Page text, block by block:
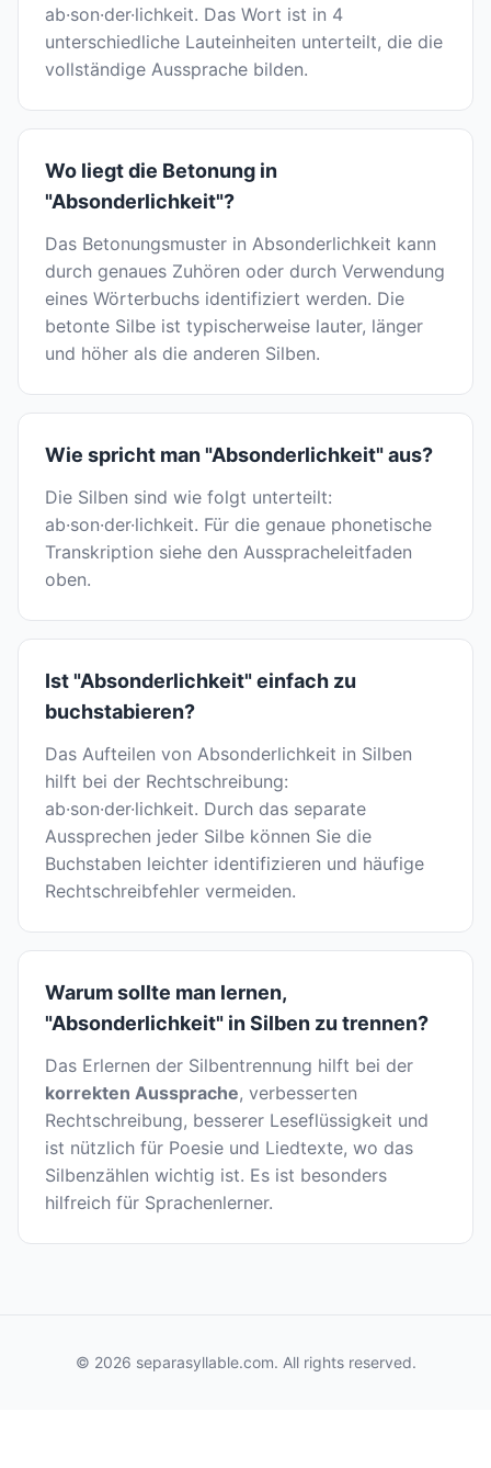
ab·son·der·lichkeit. Das Wort ist in 4
unterschiedliche Lauteinheiten unterteilt, die die
vollständige Aussprache bilden.
Wo liegt die Betonung in
"Absonderlichkeit"?
Das Betonungsmuster in Absonderlichkeit kann
durch genaues Zuhören oder durch Verwendung
eines Wörterbuchs identifiziert werden. Die
betonte Silbe ist typischerweise lauter, länger
und höher als die anderen Silben.
Wie spricht man "Absonderlichkeit" aus?
Die Silben sind wie folgt unterteilt:
ab·son·der·lichkeit. Für die genaue phonetische
Transkription siehe den Ausspracheleitfaden
oben.
Ist "Absonderlichkeit" einfach zu
buchstabieren?
Das Aufteilen von Absonderlichkeit in Silben
hilft bei der Rechtschreibung:
ab·son·der·lichkeit. Durch das separate
Aussprechen jeder Silbe können Sie die
Buchstaben leichter identifizieren und häufige
Rechtschreibfehler vermeiden.
Warum sollte man lernen,
"Absonderlichkeit" in Silben zu trennen?
Das Erlernen der Silbentrennung hilft bei der
korrekten Aussprache, verbesserten
Rechtschreibung, besserer Leseflüssigkeit und
ist nützlich für Poesie und Liedtexte, wo das
Silbenzählen wichtig ist. Es ist besonders
hilfreich für Sprachenlerner.
© 2026 separasyllable.com. All rights reserved.